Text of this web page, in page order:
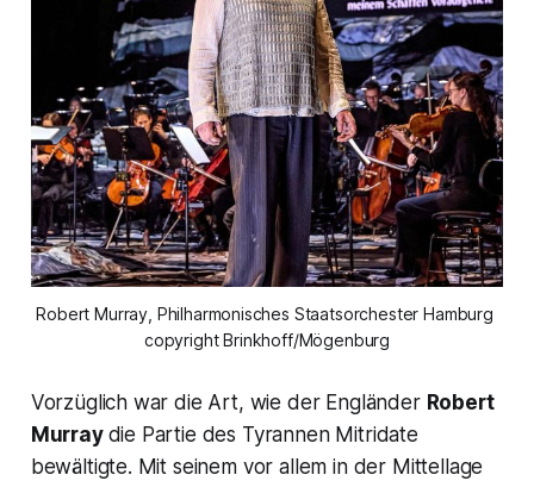
Robert Murray, Philharmonisches Staatsorchester Hamburg
copyright Brinkhoff/Mögenburg
Vorzüglich war die Art, wie der Engländer Robert
Murray die Partie des Tyrannen Mitridate
bewältigte. Mit seinem vor allem in der Mittellage